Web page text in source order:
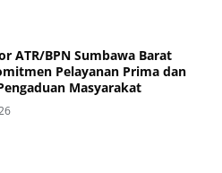
ATR/BPN Sumbawa Barat
Pelayanan Prima dan
Masyarakat